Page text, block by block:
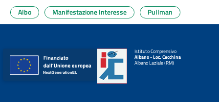
Albo Manifestazione Interesse Pullman
Istituto Comprensivo
Albano - Loc. Cecchina
Albano Laziale (RM)